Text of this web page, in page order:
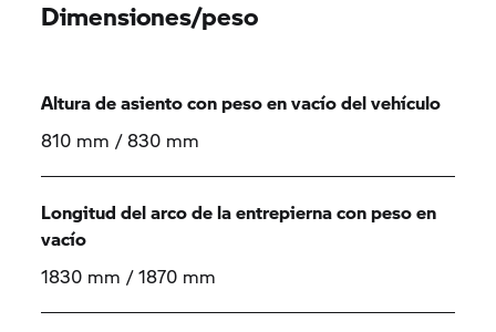
Dimensiones/peso
Altura de asiento con peso en vacío del vehículo
810 mm / 830 mm
Longitud del arco de la entrepierna con peso en
vacío
1830 mm / 1870 mm